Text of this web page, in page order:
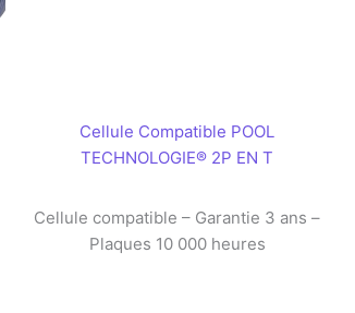
Cellule Compatible POOL
TECHNOLOGIE® 2P EN T
Cellule compatible – Garantie 3 ans –
Plaques 10 000 heures